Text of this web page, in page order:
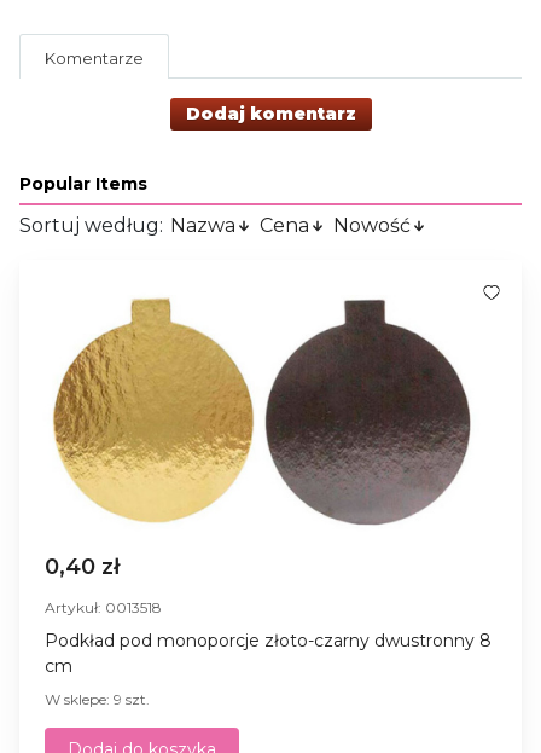
Komentarze
Dodaj komentarz
Popular Items
Sortuj według: Nazwa Cena Nowość
0,40 zł
Artykuł: 0013518
Podkład pod monoporcje złoto-czarny dwustronny 8
cm
W sklepe: 9 szt.